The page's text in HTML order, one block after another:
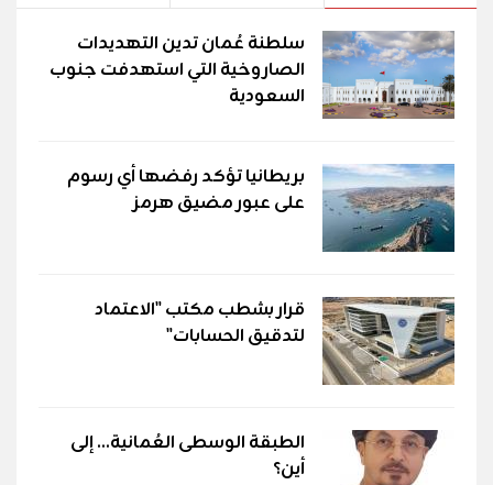
سلطنة عُمان تدين التهديدات
الصاروخية التي استهدفت جنوب
السعودية
بريطانيا تؤكد رفضها أي رسوم
على عبور مضيق هرمز
قرار بشطب مكتب "الاعتماد
لتدقيق الحسابات"
الطبقة الوسطى العُمانية... إلى
أين؟